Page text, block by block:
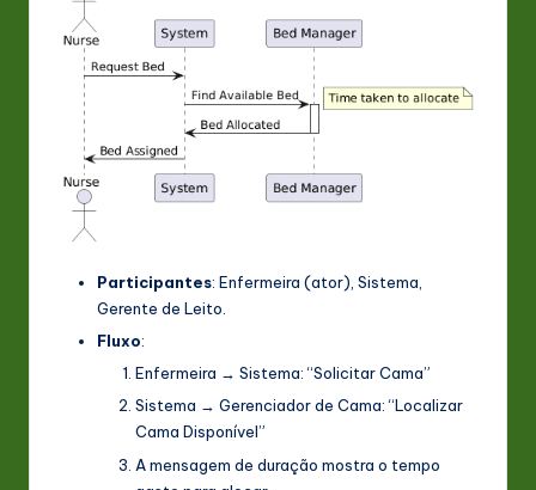
Participantes: Enfermeira (ator), Sistema
Gerente de Leito
Fluxo:
Enfermeira → Sistema: “Solicitar Cama”
Sistema → Gerenciador de Cama: “Localizar
Cama Disponível”
A mensagem de duração mostra o tempo